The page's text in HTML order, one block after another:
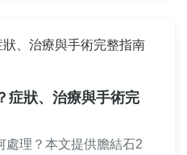
症狀、治療與手術完
處理？本文提供膽結石2